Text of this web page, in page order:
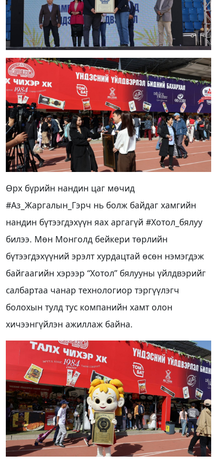
Өрх бүрийн нандин цаг мөчид
#Аз_Жаргалын_Гэрч нь болж байдаг хамгийн
нандин бүтээгдэхүүн яах аргагүй #Хотол_бялуу
билээ. Мөн Монголд бейкери төрлийн
бүтээгдэхүүний эрэлт хурдацтай өсөн нэмэгдэж
байгаагийн хэрээр “Хотол” бялууны үйлдвэрийг
салбартаа чанар технологиор тэргүүлэгч
болохын тулд тус компанийн хамт олон
хичээнгүйлэн ажиллаж байна.